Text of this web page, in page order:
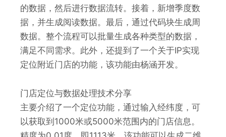
的数据，然后进行数据流转。接着，新增季度数
据，并生成阅读数据。最后，通过代码块生成周
数据。整个流程可以批量生成各种类型的数据，
满足不同需求。此外，还提到了一个关于IP实现
定位附近门店的功能，该功能由杨涵开发。
门店定位与数据处理技术分享
主要介绍了一个定位功能，通过输入经纬度，可
以获取到1000米或5000米范围内的门店信息。